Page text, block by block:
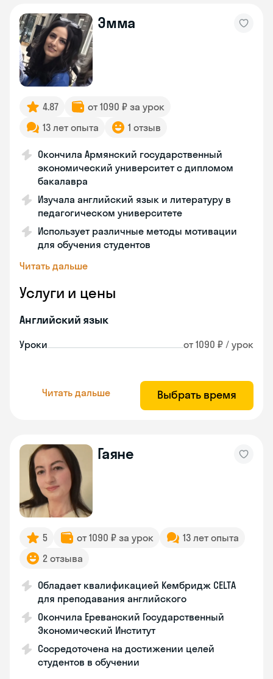
Эмма
4.87
от 1090 ₽ за урок
13 лет опыта
1 отзыв
Окончила Армянский государственный
экономический университет с дипломом
бакалавра
Изучала английский язык и литературу в
педагогическом университете
Использует различные методы мотивации
для обучения студентов
Читать дальше
Услуги и цены
Английский язык
Уроки от 1090 ₽ / урок
Читать дальше Выбрать время
Гаяне
5 от 1090 ₽ за урок
13 лет опыта
2 отзыва
Обладает квалификацией Кембридж CELTA
для преподавания английского
Окончила Ереванский Государственный
Экономический Институт
Сосредоточена на достижении целей
студентов в обучении